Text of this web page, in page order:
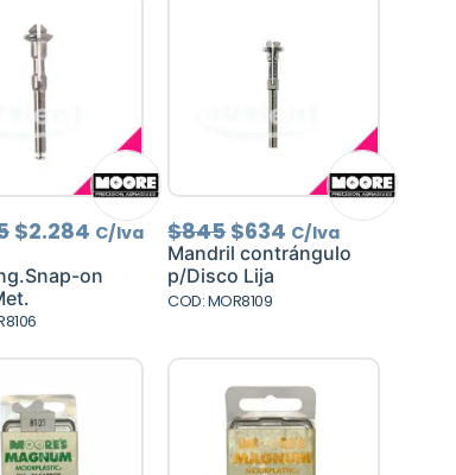
El
original
era:
$3.045.
$2.284El
precio
actual
$2.284.
C/Iva
on
$845El
precio
original
era:
$845.
$634 El
precio
actual
C/Iva
Mandril contrángulo
p/Disco Lija
COD: MOR8109